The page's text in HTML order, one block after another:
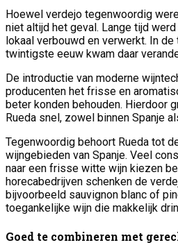
Hoewel verdejo tegenwoordig
niet altijd het geval. Lange tijd
lokaal verbouwd en verwerkt. In
twintigste eeuw kwam daar
De introductie van moderne
producenten het frisse en
beter konden behouden. Hierdoor
Rueda snel, zowel binnen Spanje
Tegenwoordig behoort Rueda tot
wijngebieden van Spanje. Veel
naar een frisse witte wijn kiezen
horecabedrijven schenken de
bijvoorbeeld sauvignon blanc of
toegankelijke wijn die makkelijk
Goed te combineren met